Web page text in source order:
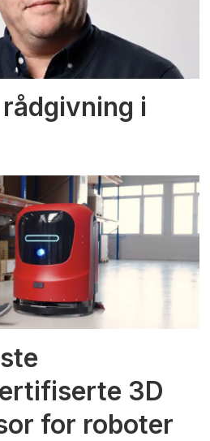
i
3D
for roboter